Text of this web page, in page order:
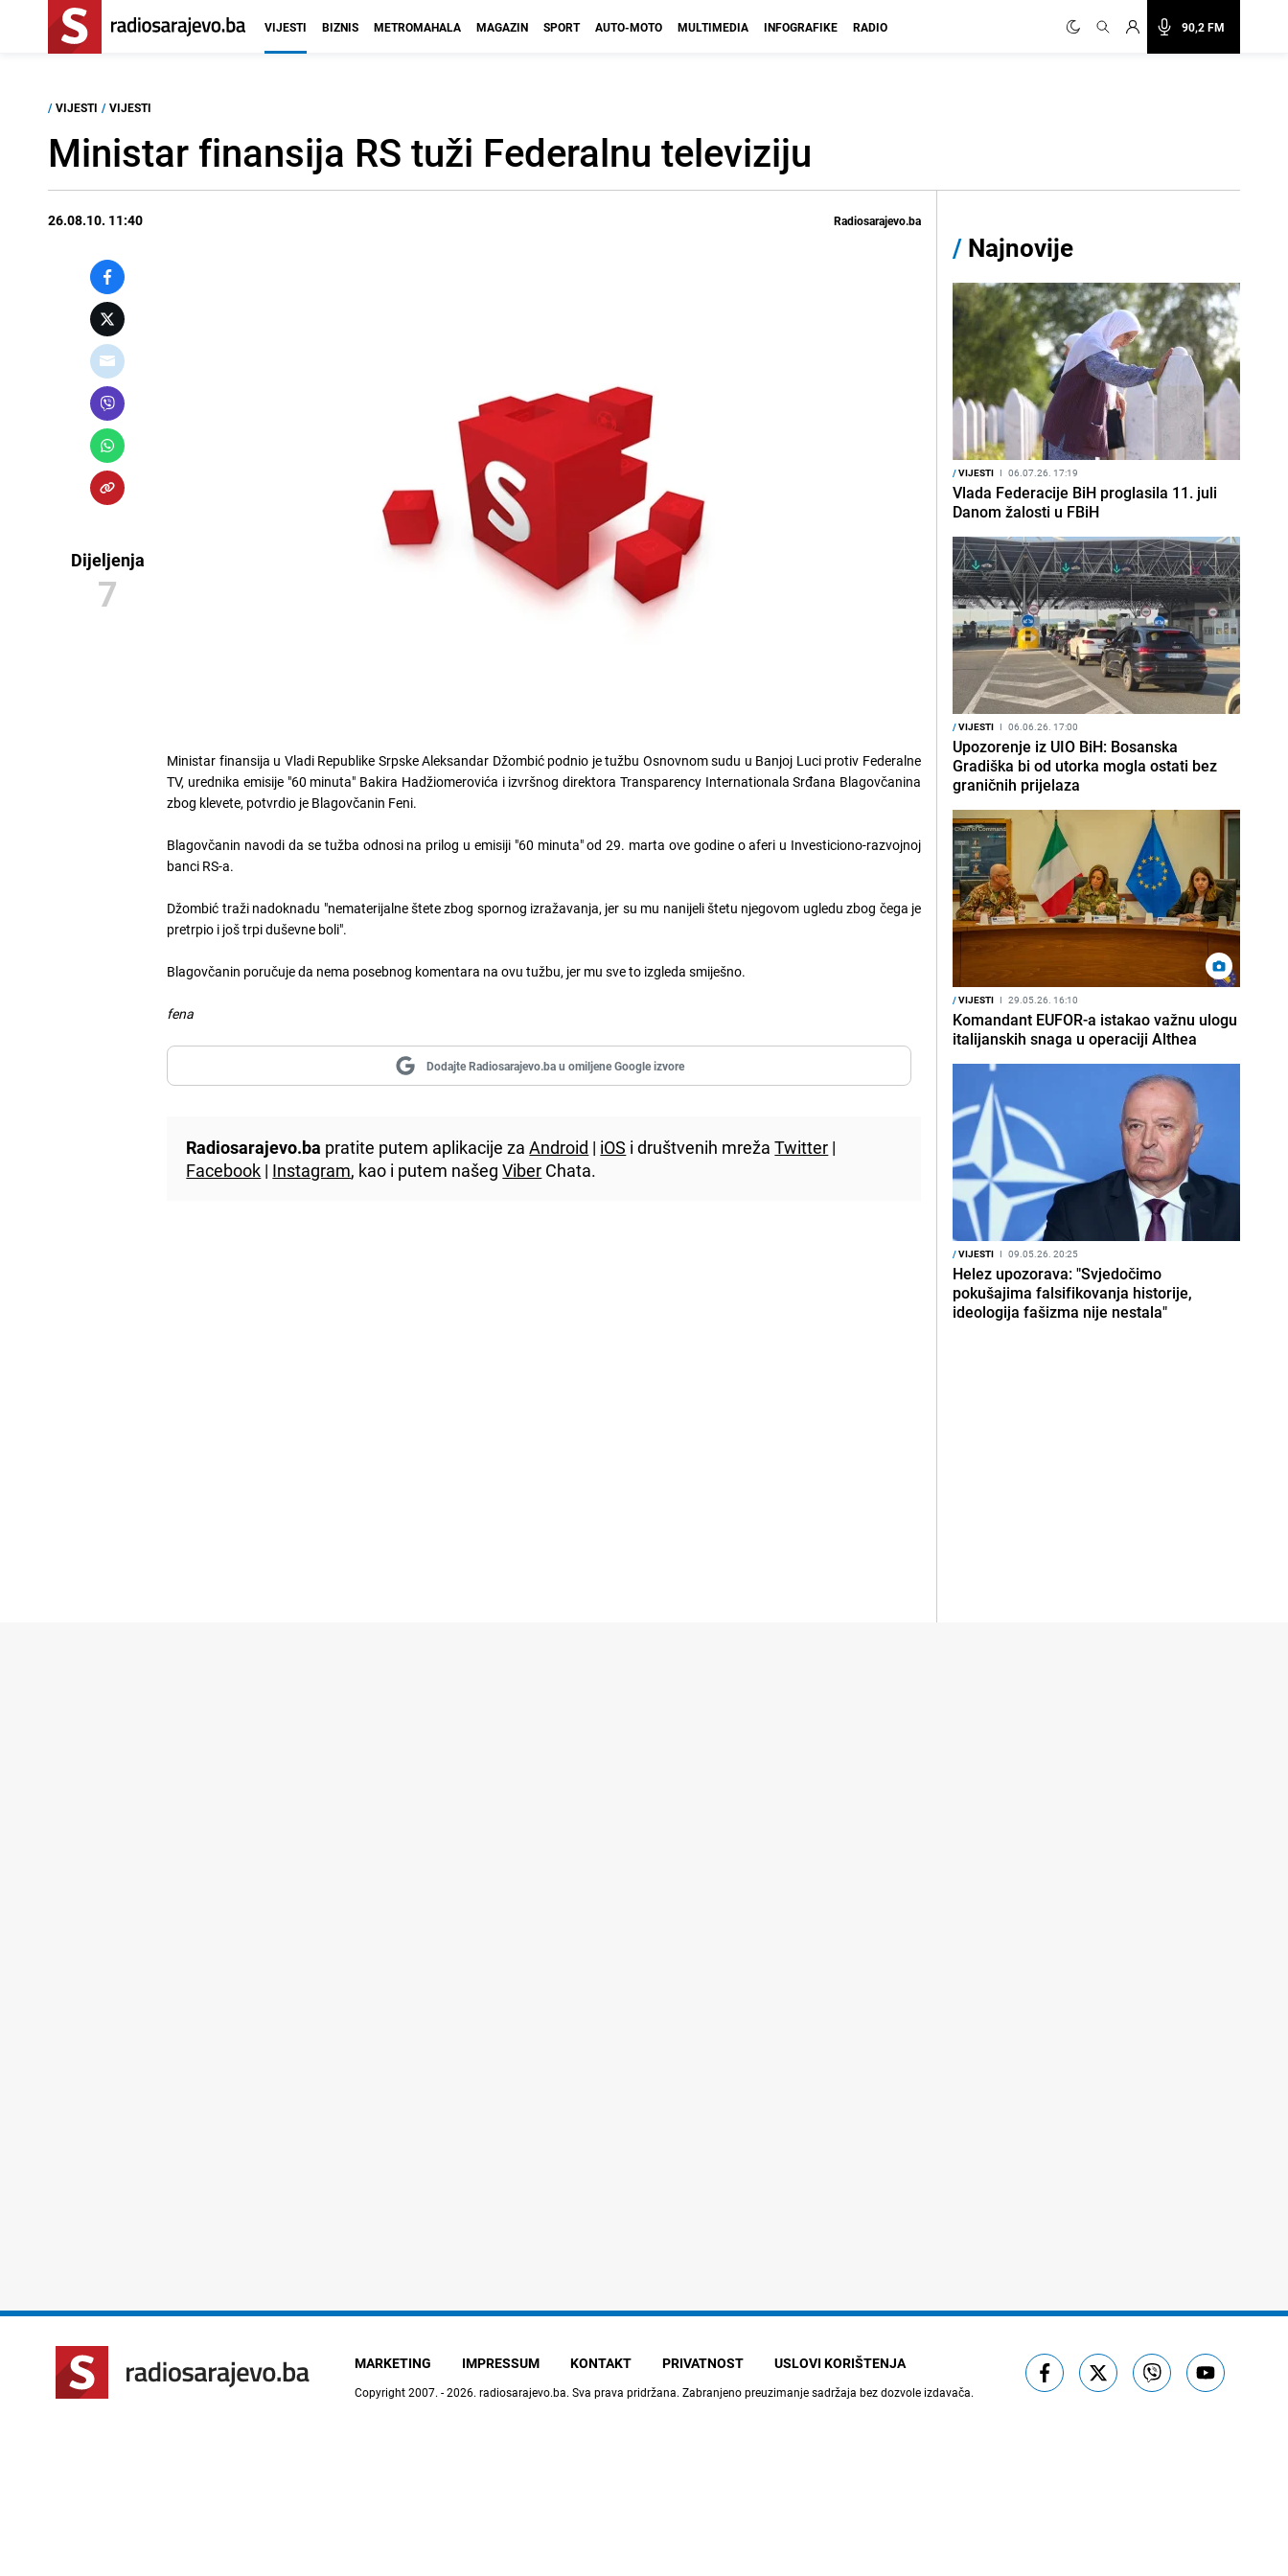
90,2 FM
VIJESTI BIZNIS METROMAHALA MAGAZIN SPORT AUTO-MOTO MULTIMEDIA INFOGRAFIKE RADIO
/ VIJESTI / VIJESTI
Ministar finansija RS tuži Federalnu televiziju
26.08.10. 11:40 Radiosarajevo.ba
Dijeljenja
7
Ministar finansija u Vladi Republike Srpske Aleksandar Džombić podnio je tužbu Osnovnom sudu u Banjoj Luci protiv Federalne
TV, urednika emisije "60 minuta" Bakira Hadžiomerovića i izvršnog direktora Transparency Internationala Srđana Blagovčanina
zbog klevete, potvrdio je Blagovčanin Feni.
Blagovčanin navodi da se tužba odnosi na prilog u emisiji "60 minuta" od 29. marta ove godine o aferi u Investiciono-razvojnoj
banci RS-a.
Džombić traži nadoknadu "nematerijalne štete zbog spornog izražavanja, jer su mu nanijeli štetu njegovom ugledu zbog čega je
pretrpio i još trpi duševne boli".
Blagovčanin poručuje da nema posebnog komentara na ovu tužbu, jer mu sve to izgleda smiješno.
fena
Dodajte Radiosarajevo.ba u omiljene Google izvore
Radiosarajevo.ba pratite putem aplikacije zaAndroid | iOS i društvenih mrežaTwitter |
Facebook | Instagram, kao i putem našegViber Chata.
/ Najnovije
/VIJESTI I 06.07.26. 17:19
Vlada Federacije BiH proglasila 11. juli
Danom žalosti u FBiH
/VIJESTI I 06.06.26. 17:00
Upozorenje iz UIO BiH: Bosanska
Gradiška bi od utorka mogla ostati bez
graničnih prijelaza
/VIJESTI I 29.05.26. 16:10
Komandant EUFOR-a istakao važnu ulogu
italijanskih snaga u operaciji Althea
/VIJESTI I 09.05.26. 20:25
Helez upozorava: "Svjedočimo
pokušajima falsifikovanja historije,
ideologija fašizma nije nestala"
MARKETING IMPRESSUM KONTAKT PRIVATNOST USLOVI KORIŠTENJA
Copyright 2007. - 2026. radiosarajevo.ba. Sva prava pridržana. Zabranjeno preuzimanje sadržaja bez dozvole izdavača.